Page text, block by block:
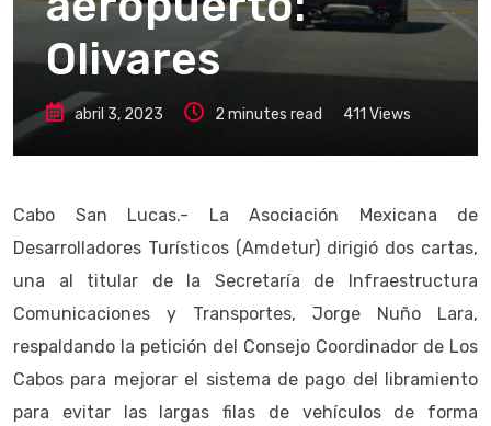
Olivares
abril 3, 2023 2 minutes read 411 Views
Cabo San Lucas.- La Asociación Mexicana de
Desarrolladores Turísticos (Amdetur) dirigió dos cartas,
una al titular de la Secretaría de Infraestructura
Comunicaciones y Transportes, Jorge Nuño Lara,
respaldando la petición del Consejo Coordinador de Los
Cabos para mejorar el sistema de pago del libramiento
para evitar las largas filas de vehículos de forma